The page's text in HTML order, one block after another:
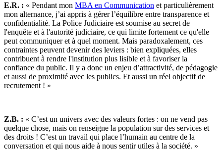
E.R. : « Pendant mon MBA en Communication et particulièrement
mon alternance, j’ai appris à gérer l’équilibre entre transparence et
confidentialité. La Police Judiciaire est soumise au secret de
l'enquête et à l'autorité judiciaire, ce qui limite fortement ce qu'elle
peut communiquer et à quel moment. Mais paradoxalement, ces
contraintes peuvent devenir des leviers : bien expliquées, elles
contribuent à rendre l'institution plus lisible et à favoriser la
confiance du public. Il y a donc un enjeu d’attractivité, de pédagogie
et aussi de proximité avec les publics. Et aussi un réel objectif de
recrutement ! »
Z.B. : « C’est un univers avec des valeurs fortes : on ne vend pas
quelque chose, mais on renseigne la population sur des services et
des droits ! C’est un travail qui place l’humain au centre de la
conversation et qui nous aide à nous sentir utiles à la société. »